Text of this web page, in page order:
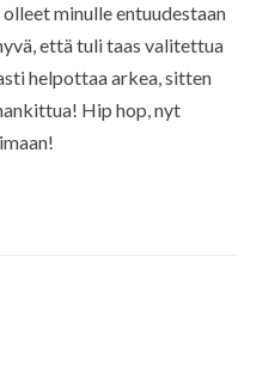
minulle entuudestaan
että tuli taas valitettua
helpottaa arkea, sitten
Hip hop, nyt